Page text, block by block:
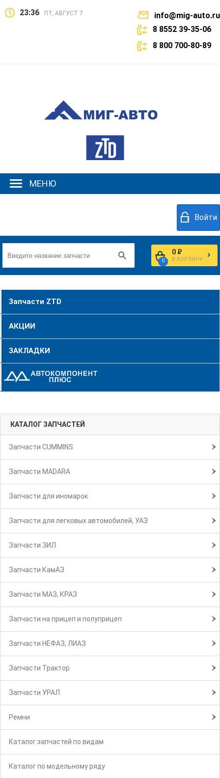
23:36 ПТ, АВГУСТ 7
info@mig-auto.ru
8 8552 39-35-06
8 800 700-80-89
МЕНЮ
Войти
0
0 ₽
В КОРЗИНУ
Запчасти ZTD
АКЦИИ
ЗАКЛАДКИ
КАТАЛОГ ЗАПЧАСТЕЙ
Запчасти CUMMINS
Запчасти MADARA
Запчасти для иномарок
Запчасти для легковых автомобилей, УАЗ
Запчасти ЗИЛ
Запчасти КамАЗ
Запчасти МАЗ, КРАЗ
Запчасти на прицеп и полуприцеп
Запчасти НЕФАЗ, ЛИАЗ
Запчасти Трактор
Запчасти УРАЛ
Ремни
Каталог запчастей по видам
Каталог по модельному ряду